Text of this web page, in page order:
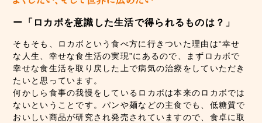
ー「ロカボを意識した生活で得られるものは？」
そもそも、ロカボという食べ方に行きついた理由は“幸せ
な人生、幸せな食生活の実現”にあるので、まずロカボで
幸せな食生活を取り戻した上で病気の治療をしていただき
たいと思っています。
何かしら食事の我慢をしているロカボは本来のロカボでは
ないということです。パンや麺などの主食でも、低糖質で
おいしい商品が研究され発売されていますので、食卓に取